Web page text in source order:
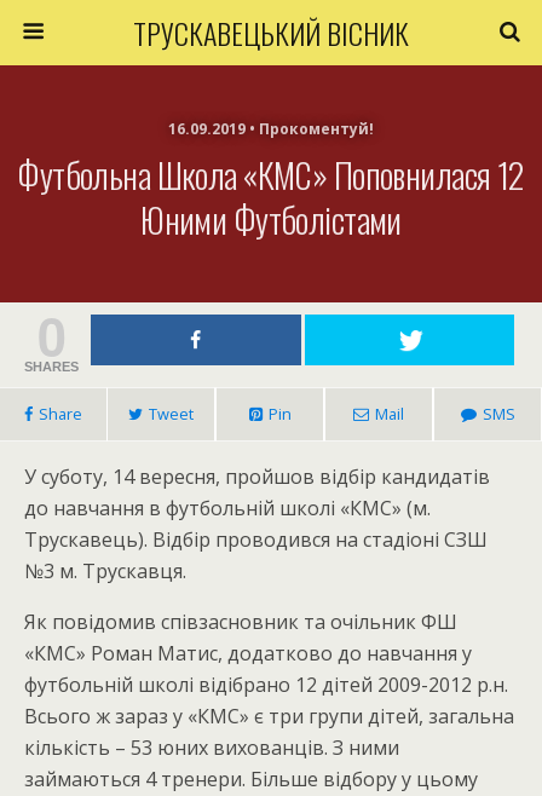
ТРУСКАВЕЦЬКИЙ ВІСНИК
16.09.2019 • Прокоментуй!
Футбольна Школа «КМС» Поповнилася 12
Юними Футболістами
0
SHARES
Share Tweet Pin Mail SMS
У суботу, 14 вересня, пройшов відбір кандидатів
до навчання в футбольній школі «КМС» (м.
Трускавець). Відбір проводився на стадіоні СЗШ
№3 м. Трускавця.
Як повідомив співзасновник та очільник ФШ
«КМС» Роман Матис, додатково до навчання у
футбольній школі відібрано 12 дітей 2009-2012 р.н.
Всього ж зараз у «КМС» є три групи дітей, загальна
кількість – 53 юних вихованців. З ними
займаються 4 тренери. Більше відбору у цьому